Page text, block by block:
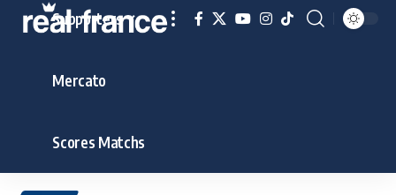
Supporters
Mercato
Scores Matchs